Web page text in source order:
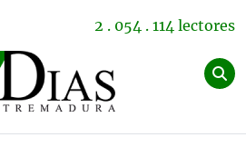
2 . 054 . 114 lectores